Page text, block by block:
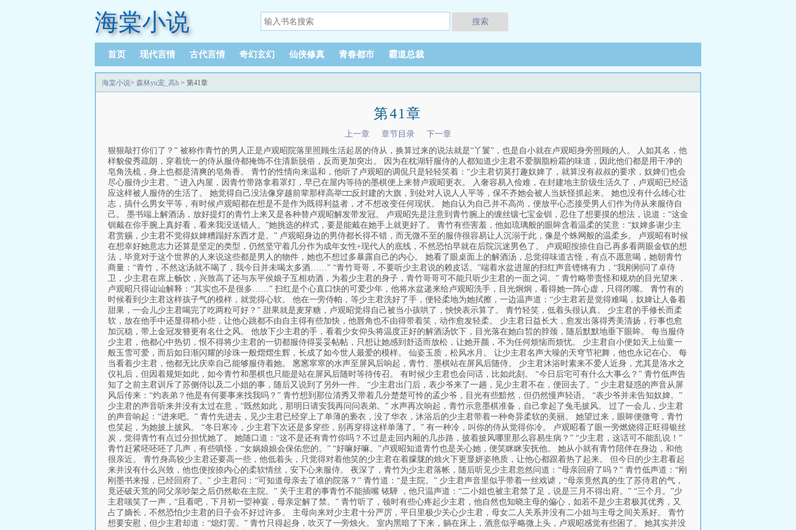
海棠小说 搜索
首页 现代言情 古代言情 奇幻玄幻 仙侠修真 青春都市 霸道总裁
海棠小说> 森林yu宠_高h > 第41章
第41章
上一章 章节目录
下一章
狠狠敲打你们了？” 被称作青竹的男人正是卢观昭院落里照顾生活起居的侍从，换算过来的说法就是“丫鬟”，也是自小就在卢观昭身旁照顾的人。 人如其名，他
样貌俊秀疏朗，穿着统一的侍从服侍都掩饰不住清新脱俗，反而更加突出。 因为在枕湖轩服侍的人都知道少主君不爱胭脂粉霜的味道，因此他们都是用干净的
皂角洗梳，身上也都是清爽的皂角香。 青竹的性情向来温和，他听了卢观昭的调侃只是轻轻笑着：“少主君切莫打趣奴婢了，就算没有叔叔的要求，奴婢们也会
尽心服侍少主君。” 进入内屋，因青竹带路拿着罩灯，早已在屋内等待的墨棋便上来替卢观昭更衣。 入奢容易入俭难，在封建地主阶级生活久了，卢观昭已经适
应这样被人服侍的生活了。 她觉得自己没法像穿越前辈那样高举□□反封建的大旗，到处对人说人人平等，保不齐她会被人当妖怪抓起来。 她也没有什么雄心壮
志，搞什么男女平等，有时候卢观昭都在想是不是作为既得利益者，才不想改变任何现状。 她自认为自己并不高尚，便放平心态接受男人们作为侍从来服侍自
己。 墨书端上解酒汤，放好提灯的青竹上来又是各种替卢观昭解发带发冠。 卢观昭先是注意到青竹腕上的缠丝镶七宝金钏，忍住了想要摸的想法，说道：“这金
钏戴在你手腕上真好看，看来我没送错人。”她挑选的样式，要是能戴在她手上就更好了。 青竹有些害羞，他如琉璃般的眼眸含着温柔的笑意：“奴婢多谢少主
君赏赐，少主君不觉得奴婢糟蹋好东西才是。” 卢观昭身边的男侍都长得不错，而无微不至的服侍很容易让人沉溺于此，像是个蛛网般的温柔乡。 卢观昭有时候
在想幸好她意志力还算是坚定的类型，仍然坚守着几分作为成年女性+现代人的底线，不然恐怕早就在后院沉迷男色了。 卢观昭按捺住自己再多看两眼金钗的想
法，毕竟对于这个世界的人来说这些都是男人的物件，她也不想过多暴露自己的内心。 她看了眼桌面上的解酒汤，总觉得味道古怪，有点不愿意喝，她朝青竹
商量：“青竹，不然这汤就不喝了，我今日并未喝太多酒……” “青竹哥哥，不要听少主君说的赖皮话。”端着水盆进屋的扫红声音铿锵有力，“我刚刚问了卓侍
卫，少主君在席上畅饮，兴致高了还与东平侯娘子互相劝酒，为着少主君的身子，青竹哥哥可不能只听少主君的一面之词。” 青竹略带责怪和规劝的目光望来，
卢观昭只得讪讪解释：“其实也不是很多……” 扫红是个心直口快的可爱少年，他将水盆递来给卢观昭洗手，目光炯炯，看得她一阵心虚，只得闭嘴。 青竹有的
时候看到少主君这样孩子气的模样，就觉得心软。 他在一旁侍帕，等少主君洗好了手，便轻柔地为她拭擦，一边温声道：“少主君若是觉得难喝，奴婢让人备着
甜果，一会儿少主君喝完了吃两粒可好？” 甜果就是麦芽糖，卢观昭觉得自己被当小孩哄了，怏怏表示算了。 青竹轻笑，低着头很认真。 少主君的手修长而柔
软，放在他手中还显得稍小些，让他心跳都不由自主得有些加快，他唇角也不由得带着笑，动作愈发轻柔。 少主君日益长大，愈发出落得秀美清扬，行事也愈
加沉稳，带上金冠发簪更有名仕之风。 他放下少主君的手，看着少女仰头将温度正好的解酒汤饮下，目光落在她白皙的脖颈，随后默默地垂下眼眸。 每当服侍
少主君，他都心中热切，恨不得将少主君的一切都服侍得妥妥帖帖，只想让她感到舒适而放松，让她开颜，不为任何烦恼而烦忧。 少主君自小便如天上仙童一
般玉雪可爱，而后如日渐闪耀的珍珠一般熠熠生辉，长成了如今世人最爱的模样。 仙姿玉质，松风水月。 让少主君名声大噪的天穹节祀舞，他也永记在心。 每
当看着少主君，他都无比庆幸自己能够服侍着她。 窸窸窣窣的水声至屏风后响起，青竹、墨棋站在屏风后随侍。 少主君沐浴时素来不爱人近身，尤其是洛水之
仪礼后，但因着规矩如此，如今青竹和墨棋也只能是站在屏风后随时等待传召。 有时候少主君也会问话，比如此刻。 “今日后宅可有什么大事么？” 青竹低声告
知了之前主君训斥了苏侧侍以及二小姐的事，随后又说到了另外一件。 “少主君出门后，表少爷来了一趟，见少主君不在，便回去了。” 少主君疑惑的声音从屏
风后传来：“灼表弟？他是有何要事来找我吗？” 青竹想到那位清秀又带着几分楚楚可怜的孟少爷，目光有些黯然，但仍然慢声轻语。 “表少爷并未告知奴婢。”
少主君的声音听来并没有太过在意，“既然如此，那明日请安我再问问表弟。” 水声再次响起，青竹示意墨棋准备，自己拿起了兔毛披风。 过了一会儿，少主君
的声音响起：“进来吧。” 青竹先进去，见少主君已经穿上了单薄的亵衣，没了华衣，沐浴后的少主君带着一种奇异柔软的美丽。 她望过来，眼眸便微弯，青竹
也笑起，为她披上披风。 “冬日寒冷，少主君下次还是多穿些，别再穿得这样单薄了。” 有一种冷，叫你的侍从觉得你冷。 卢观昭看了眼一旁燃烧得正旺得银丝
炭，觉得青竹有点过分担忧她了。 她随口道：“这不是还有青竹你吗？不过是走回内厢的几步路，披着披风哪里那么容易生病？” “少主君，这话可不能乱说！”
青竹赶紧呸呸呸了几声，有些嗔怪，“女娲娘娘会保佑您的。” “好嘛好嘛。”卢观昭知道青竹也是关心她，便笑眯眯安抚他。 她从小就有青竹陪伴在身边，和他
很亲近。 青竹身高较少主君还要高一些，他低着头，只觉得对着他笑的少主君在着朦胧的烛火下更显妍姿艳质，让他心都跟着热了起来。 但今日的少主君看起
来并没有什么兴致，他也便按捺内心的柔软情丝，安下心来服侍。 夜深了，青竹为少主君落帐，随后听见少主君忽然问道：“母亲回府了吗？” 青竹低声道：“刚
刚墨书来报，已经回府了。” 少主君问：“可知道母亲去了谁的院落？” 青竹道：“是主院。” 少主君声音里似乎带着一丝戏谑，“母亲竟然真的生了苏侍君的气，
竟还破天荒的同父亲吵架之后仍然歇在主院。” 关于主君的事青竹不能插嘴 铱驊 ，他只温声道：“二小姐也被主君禁了足，说是三月不得出府。” “三个月。”少
主君嗤笑了一声，“且看吧，下月初一娿神宴，母亲定解了禁。” 青竹听了，顿时有些心疼起少主君，他自然也知晓主母的偏心，如若不是少主君极其优秀，又
占了嫡长，不然恐怕少主君的日子会不好过许多。 主母向来对少主君十分严厉，平日里极少关心少主君，母女二人关系并没有二小姐与主母之间关系好。 青竹
想要安慰，但少主君却道：“熄灯罢。” 青竹只得起身，吹灭了一旁烛火。 室内黑暗了下来，躺在床上，酒意似乎略微上头，卢观昭感觉有些困了。 她其实并没